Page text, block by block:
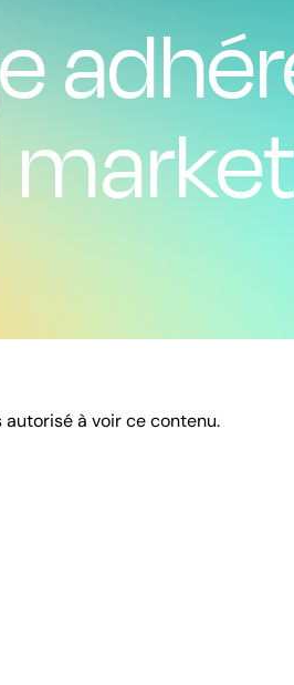
autorisé à voir ce contenu.